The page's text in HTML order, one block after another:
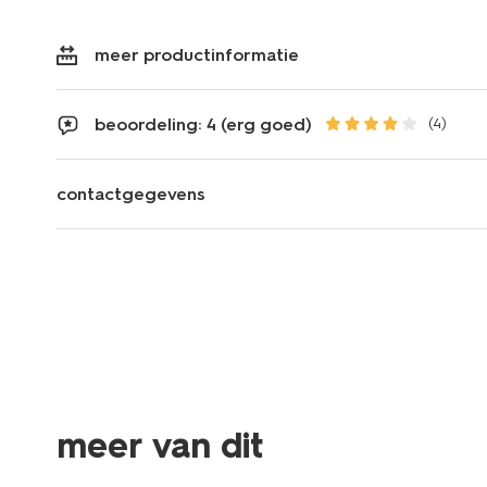
meer productinformatie
beoordeling: 4 (erg goed) (4)
contactgegevens
meer van dit